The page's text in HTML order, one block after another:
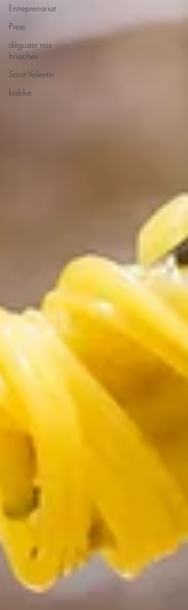
Entreprenariat
Press
déguster nos
brioches
Saint Valentin
babka